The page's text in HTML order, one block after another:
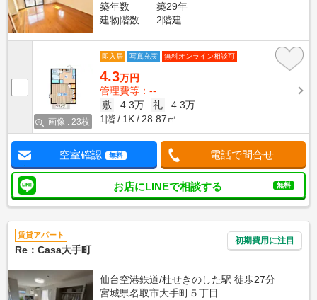
築年数
築29年
建物階数
2階建
画像 : 23枚
即入居 写真充実 無料オンライン相談可
4.3万円
管理費等：--
敷
4.3万 礼
4.3万
1階
1K 28.87㎡
空室確認 無料 電話で問合せ
お店にLINEで相談する 無料
賃貸アパート
Re：Casa大手町
初期費用に注目
仙台空港鉄道/杜せきのした駅 徒歩27分
宮城県名取市大手町５丁目